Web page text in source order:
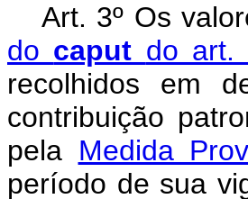
Art. 3º Os
do caput do art.
recolhidos em
contribuição
pela Medida
período de sua